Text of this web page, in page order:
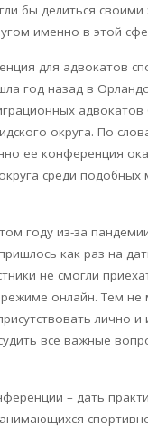
бы делиться
именно в этой
для адвокатов
год назад в
округа. По
ее конференция
среди подобных
году из-за
как раз на
не смогли
онлайн. Тем не
лично и
все важные
– дать